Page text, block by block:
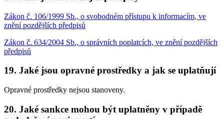
Zákon č. 106/1999 Sb., o svobodném přístupu k informacím, ve
znění pozdějších předpisů
Zákon č. 634/2004 Sb., o správních poplatcích, ve znění pozdějších
předpisů
19. Jaké jsou opravné prostředky a jak se uplatňují
Opravné prostředky nejsou stanoveny.
20. Jaké sankce mohou být uplatněny v případě